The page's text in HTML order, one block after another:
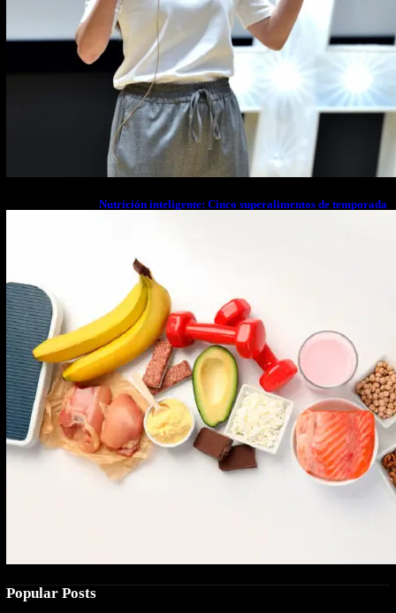
Nutrición inteligente: Cinco superalimentos de temporada
Popular Posts